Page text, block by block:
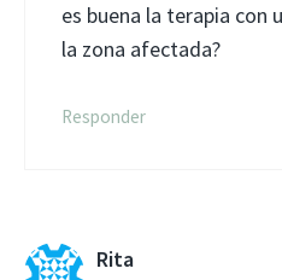
es buena la terapia con
la zona afectada?
Responder
Rita